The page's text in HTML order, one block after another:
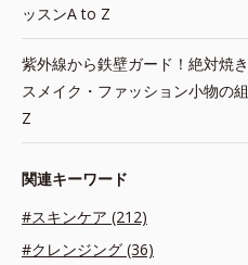
ッスンA to Z
紫外線から鉄壁ガード！絶対焼
スメイク・ファッション小物の
Z
関連キーワード
#スキンケア (212)
#クレンジング (36)